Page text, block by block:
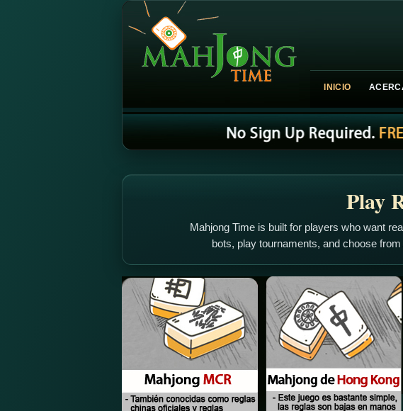
INICIO
Play
Mahjong Time is built for players who want
bots, play tournaments, and choose